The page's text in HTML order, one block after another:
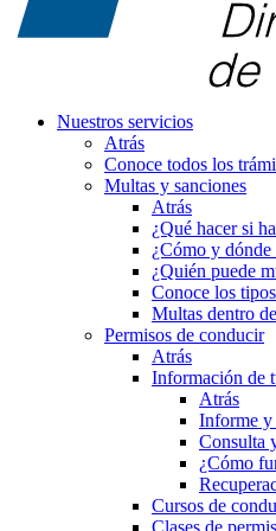
Nuestros servicios
Atrás
Conoce todos los
Multas y sanciones
Atrás
¿Qué hacer si
¿Cómo y dónde
¿Quién puede
Conoce los
Multas dentro
Permisos de conducir
Atrás
Información de
Atrás
Informe y
Consulta
¿Cómo
Cursos de